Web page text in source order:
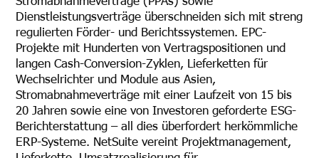
Dienstleistungsverträge überschneiden sich mit streng
regulierten Förder- und Berichtssystemen. EPC-
Projekte mit Hunderten von Vertragspositionen und
langen Cash-Conversion-Zyklen, Lieferketten für
Wechselrichter und Module aus Asien,
Stromabnahmeverträge mit einer Laufzeit von 15 bis
20 Jahren sowie eine von Investoren geforderte ESG-
Berichterstattung – all dies überfordert herkömmliche
ERP-Systeme. NetSuite vereint Projektmanagement,